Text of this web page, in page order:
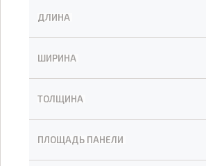
ДЛИНА
ШИРИНА
ТОЛЩИНА
ПЛОЩАДЬ ПАНЕЛИ